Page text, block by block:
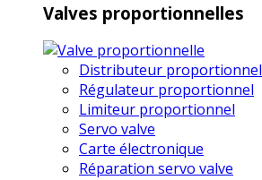
Valves proportionnelles
Distributeur proportionnel
Régulateur proportionnel
Limiteur proportionnel
Servo valve
Carte électronique
Réparation servo valve